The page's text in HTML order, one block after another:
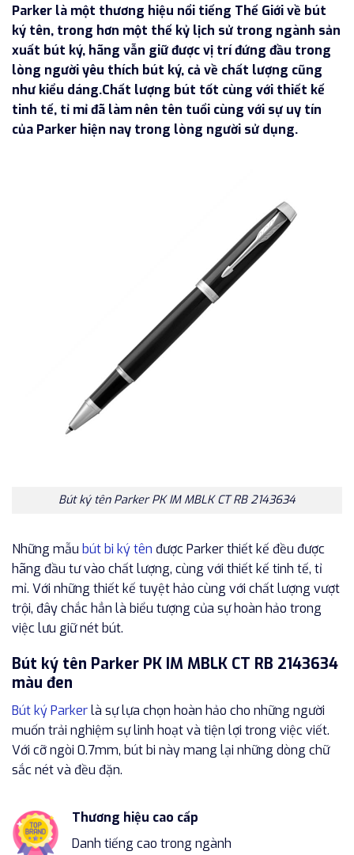
Parker là một thương hiệu nổi tiếng Thế Giới về bút
ký tên, trong hơn một thế kỷ lịch sử trong ngành sản
xuất bút ký, hãng vẫn giữ được vị trí đứng đầu trong
lòng người yêu thích bút ký, cả về chất lượng cũng
như kiểu dáng.Chất lượng bút tốt cùng với thiết kế
tinh tế, tỉ mỉ đã làm nên tên tuổi cùng với sự uy tín
của Parker hiện nay trong lòng người sử dụng.
Bút ký tên Parker PK IM MBLK CT RB 2143634
Những mẫu bút bi ký tên được Parker thiết kế đều được
hãng đầu tư vào chất lượng, cùng với thiết kế tinh tế, tỉ
mỉ. Với những thiết kế tuyệt hảo cùng với chất lượng vượt
trội, đây chắc hẳn là biểu tượng của sự hoàn hảo trong
việc lưu giữ nét bút.
Bút ký tên Parker PK IM MBLK CT RB 2143634
màu đen
Bút ký Parkerlà sự lựa chọn hoàn hảo cho những người
muốn trải nghiệm sự linh hoạt và tiện lợi trong việc viết.
Với cỡ ngòi 0.7mm, bút bi này mang lại những dòng chữ
sắc nét và đều đặn.
Thương hiệu cao cấp
Danh tiếng cao trong ngành